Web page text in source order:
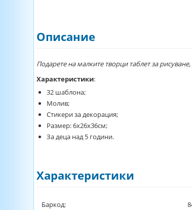
Описание
Подарете на малките творци таблет за
Характеристики:
32 шаблона;
Молив;
Стикери за декорация;
Размер: 6х26х36см;
За деца над 5 години.
Характеристики
Баркод: